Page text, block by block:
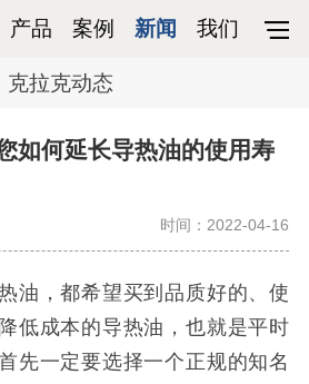
产品 案例 新闻 我们
克拉克动态
如何延长导热油的使用寿
时间：2022-04-16
油，都希望买到品质好的、使
低成本的导热油，也就是平时
先一定要选择一个正规的知名